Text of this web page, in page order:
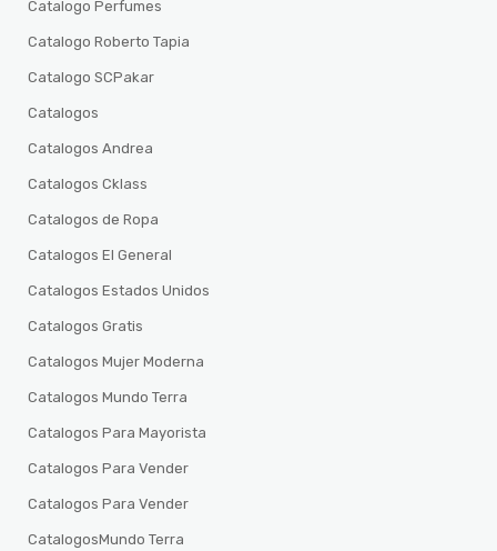
Catalogo Perfumes
Catalogo Roberto Tapia
Catalogo SCPakar
Catalogos
Catalogos Andrea
Catalogos Cklass
Catalogos de Ropa
Catalogos El General
Catalogos Estados Unidos
Catalogos Gratis
Catalogos Mujer Moderna
Catalogos Mundo Terra
Catalogos Para Mayorista
Catalogos Para Vender
Catalogos Para Vender
CatalogosMundo Terra